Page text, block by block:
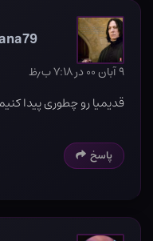
۹ آبان ۰۰ در ۷:۱۸ ب٫ظ
قدیمیا رو چطوری پیدا
پاسخ